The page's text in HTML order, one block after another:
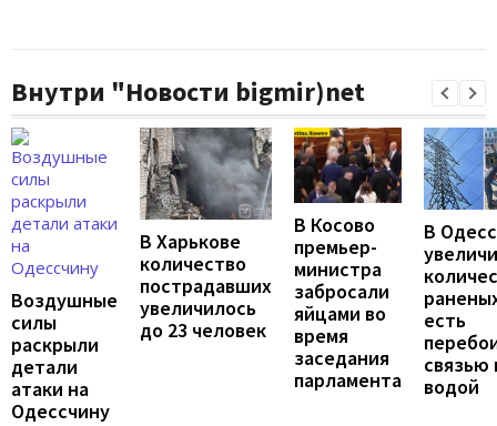
Внутри "Новости bigmir)net
Воздушные
силы
раскрыли
детали
атаки на
Одессчину
В Харькове
количество
пострадавших
увеличилось
до 23 человек
В Косово
премьер-
министра
забросали
яйцами во
время
заседания
парламента
В
есть
связью
водой